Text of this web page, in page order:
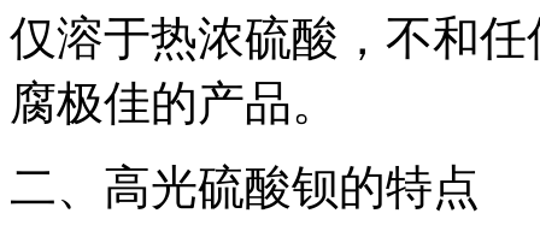
仅溶于热浓硫酸，不和
腐极佳的产品。
二、高光硫酸钡的特点